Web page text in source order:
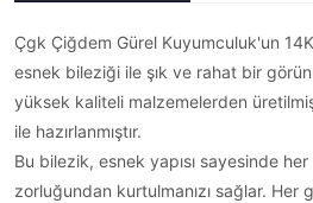
Çgk Çiğdem Gürel Kuyumculuk'un
esnek bileziği ile şık ve rahat bir
yüksek kaliteli malzemelerden
ile hazırlanmıştır.
Bu bilezik, esnek yapısı sayesinde
zorluğundan kurtulmanızı sağlar. Her